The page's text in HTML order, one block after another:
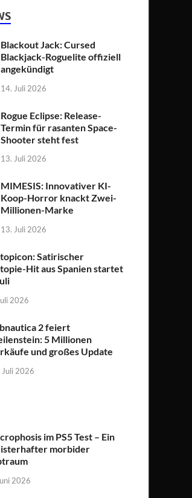
Blackout Jack: Cursed
Blackjack-Roguelite offiziell
angekündigt
14. Juli 2026
Rogue Eclipse: Release-
Termin für rasanten Space-
Shooter steht fest
13. Juli 2026
MIMESIS: Innovativer KI-
Koop-Horror knackt Zwei-
Millionen-Marke
13. Juli 2026
Satirischer
Hit aus Spanien startet
2026
2 feiert
5 Millionen
und großes Update
Juli 2026
im PS5 Test – Ein
morbider
2026